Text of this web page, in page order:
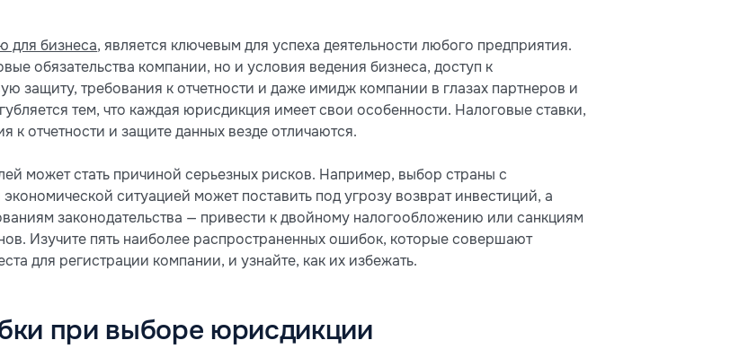
для бизнеса, является ключевым для успеха деятельности любого предприятия.
обязательства компании, но и условия ведения бизнеса, доступ к
защиту, требования к отчетности и даже имидж компании в глазах партнеров и
тем, что каждая юрисдикция имеет свои особенности. Налоговые ставки,
к отчетности и защите данных везде отличаются.
может стать причиной серьезных рисков. Например, выбор страны с
ситуацией может поставить под угрозу возврат инвестиций, а
законодательства — привести к двойному налогообложению или санкциям
Изучите пять наиболее распространенных ошибок, которые совершают
для регистрации компании, и узнайте, как их избежать.
при выборе юрисдикции